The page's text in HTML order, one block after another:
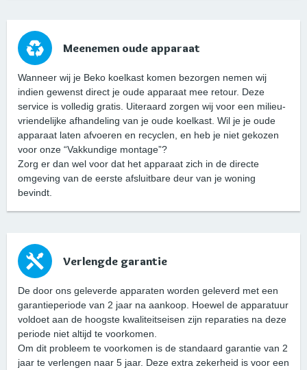
Meenemen oude apparaat
Wanneer wij je Beko koelkast komen bezorgen nemen wij
indien gewenst direct je oude apparaat mee retour. Deze
service is volledig gratis. Uiteraard zorgen wij voor een milieu-
vriendelijke afhandeling van je oude koelkast. Wil je je oude
apparaat laten afvoeren en recyclen, en heb je niet gekozen
voor onze “Vakkundige montage”?
Zorg er dan wel voor dat het apparaat zich in de directe
omgeving van de eerste afsluitbare deur van je woning
bevindt.
Verlengde garantie
De door ons geleverde apparaten worden geleverd met een
garantieperiode van 2 jaar na aankoop. Hoewel de apparatuur
voldoet aan de hoogste kwaliteitseisen zijn reparaties na deze
periode niet altijd te voorkomen.
Om dit probleem te voorkomen is de standaard garantie van 2
jaar te verlengen naar 5 jaar. Deze extra zekerheid is voor een